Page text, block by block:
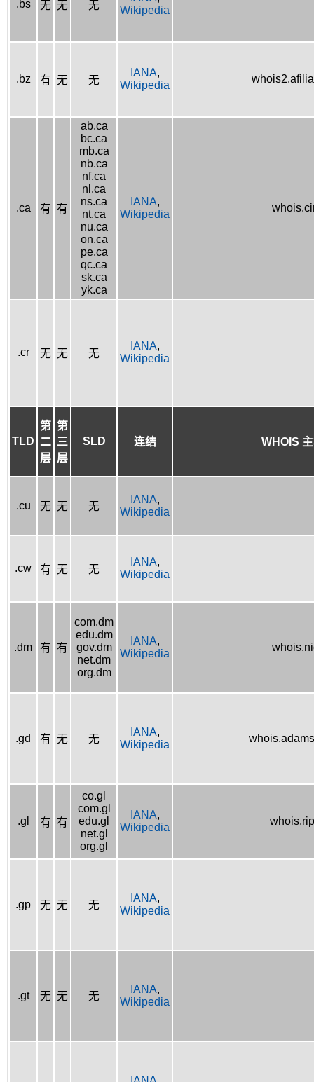
.bs 无 无 无
Wikipedia
.bz 有 无 无
IANA,
Wikipedia
.ca 有 有
ab.ca
bc.ca
mb.ca
nb.ca
nf.ca
nl.ca
ns.ca
nt.ca
nu.ca
on.ca
pe.ca
qc.ca
sk.ca
yk.ca
IANA,
Wikipedia
.cr 无 无 无
IANA,
Wikipedia
TLD
第
二
层
第
三
层
SLD 连结 WHOIS
.cu 无 无 无
IANA,
Wikipedia
.cw 有 无 无
IANA,
Wikipedia
.dm 有 有
com.dm
edu.dm
gov.dm
net.dm
org.dm
IANA,
Wikipedia
.gd 有 无 无
IANA,
Wikipedia
.gl 有 有
co.gl
com.gl
edu.gl
net.gl
org.gl
IANA,
Wikipedia
.gp 无 无 无
IANA,
Wikipedia
.gt 无 无 无
IANA,
Wikipedia